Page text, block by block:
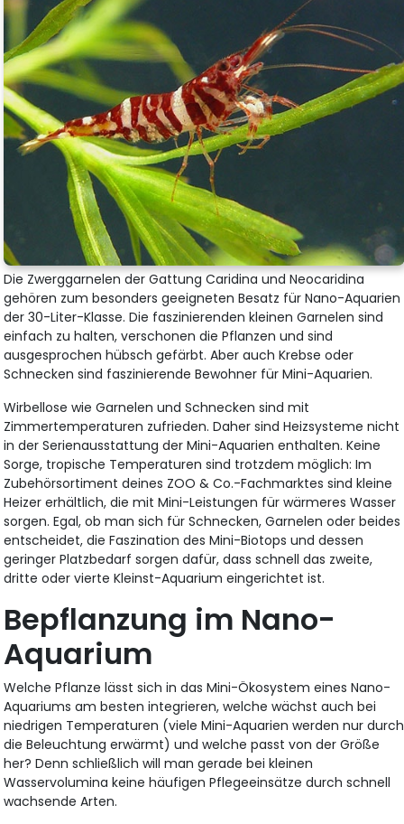
Die Zwerggarnelen der Gattung Caridina und Neocaridina
gehören zum besonders geeigneten Besatz für Nano-Aquarien
der 30-Liter-Klasse. Die faszinierenden kleinen Garnelen sind
einfach zu halten, verschonen die Pflanzen und sind
ausgesprochen hübsch gefärbt. Aber auch Krebse oder
Schnecken sind faszinierende Bewohner für Mini-Aquarien.
Wirbellose wie Garnelen und Schnecken sind mit
Zimmertemperaturen zufrieden. Daher sind Heizsysteme nicht
in der Serienausstattung der Mini-Aquarien enthalten. Keine
Sorge, tropische Temperaturen sind trotzdem möglich: Im
Zubehörsortiment deines ZOO & Co.-Fachmarktes sind kleine
Heizer erhältlich, die mit Mini-Leistungen für wärmeres Wasser
sorgen. Egal, ob man sich für Schnecken, Garnelen oder beides
entscheidet, die Faszination des Mini-Biotops und dessen
geringer Platzbedarf sorgen dafür, dass schnell das zweite,
dritte oder vierte Kleinst-Aquarium eingerichtet ist.
Bepflanzung im Nano-
Aquarium
Welche Pflanze lässt sich in das Mini-Ökosystem eines Nano-
Aquariums am besten integrieren, welche wächst auch bei
niedrigen Temperaturen (viele Mini-Aquarien werden nur durch
die Beleuchtung erwärmt) und welche passt von der Größe
her? Denn schließlich will man gerade bei kleinen
Wasservolumina keine häufigen Pflegeeinsätze durch schnell
wachsende Arten.